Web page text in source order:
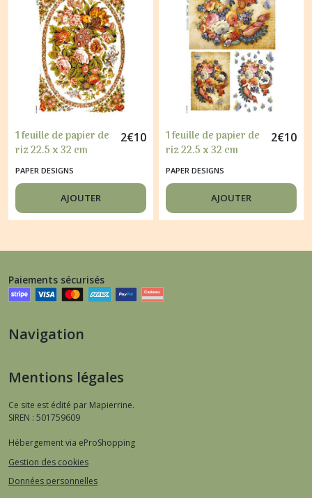
1 feuille de papier de
riz 22.5 x 32 cm
découpage collage
PAPER DESIGNS
BRASSEE DE FLEURS
0280
2€10
PAPER DESIGNS
AJOUTER
1 feuille de papier de
riz 22.5 x 32 cm
découpage collage
PAPER DESIGNS FLEUR
OISEAU 0348
2€10
PAPER DESIGNS
AJOUTER
Paiements sécurisés
Navigation
Mentions légales
Ce site est édité par Mapierrine.
SIREN : 501759609
Hébergement via eProShopping
Gestion des cookies
Données personnelles